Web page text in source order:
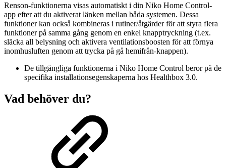
Renson-funktionerna visas automatiskt i din Niko Home Control-
app efter att du aktiverat länken mellan båda systemen. Dessa
funktioner kan också kombineras i rutiner/åtgärder för att styra flera
funktioner på samma gång genom en enkel knapptryckning (t.ex.
släcka all belysning och aktivera ventilationsboosten för att förnya
inomhusluften genom att trycka på gå hemifrån-knappen).
De tillgängliga funktionerna i Niko Home Control beror på de
specifika installationsegenskaperna hos Healthbox 3.0.
Vad behöver du?